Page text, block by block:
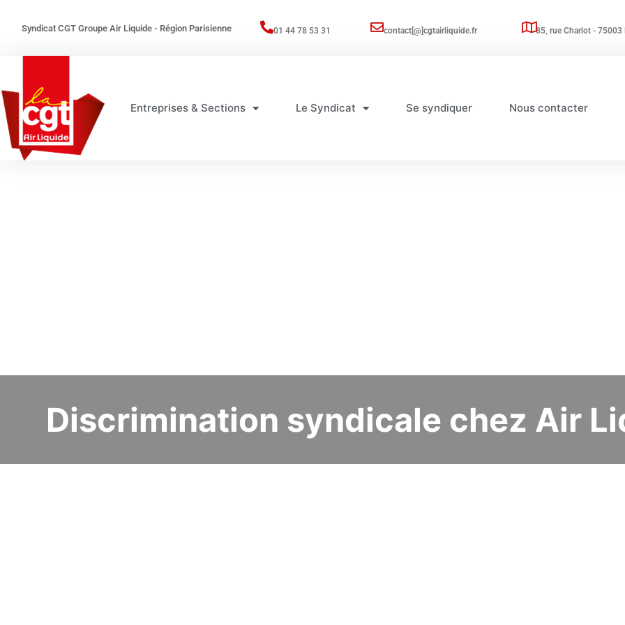
Syndicat CGT Groupe Air Liquide - Région Parisienne 01 44 78 53 31 contact[@]cgtairliquide.fr 85, rue Charlot - 75003
Entreprises & Sections Le Syndicat Se syndiquer Nous contacter
Discrimination syndicale chez Air